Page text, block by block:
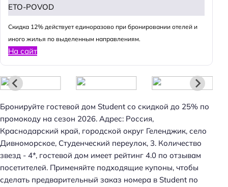
ETO-POVOD
Cкидка 12% действует единоразово при бронировании отелей и
иного жилья по выделенным направлениям.
На сайт
Бронируйте гостевой дом Student со скидкой до 25% по
промокоду на сезон 2026. Адрес: Россия,
Краснодарский край, городской округ Геленджик, село
Дивноморское, Студенческий переулок, 3. Количество
звезд - 4*, гостевой дом имеет рейтинг 4.0 по отзывам
посетителей. Применяйте подходящие купоны, чтобы
сделать предварительный заказ номера в Student по
Н
й
т
и
: